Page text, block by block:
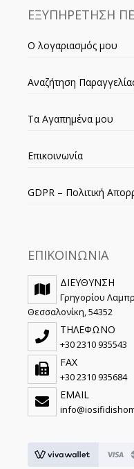
ΕΞΥΠΗΡΕΤΗΣΗ
Ο λογαριασμός μου
Αναζήτηση
Τα Αγαπημένα μου
Επικοινωνία
GDPR – Πολιτική
ΕΠΙΚΟΙΝΩΝΙΑ
ΔΙΕΥΘΥΝΣΗ
Γρηγορίου
Θεσσαλονίκη, 54352
ΤΗΛΕΦΩΝΟ
+30 2310 935543
FAX
+30 2310 935684
EMAIL